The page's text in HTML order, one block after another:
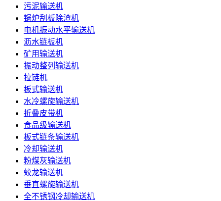
污泥输送机
锅炉刮板除渣机
电机振动水平输送机
沥水链板机
矿用输送机
振动整列输送机
拉链机
板式输送机
水冷螺旋输送机
折叠皮带机
食品级输送机
板式链条输送机
冷却输送机
粉煤灰输送机
蛟龙输送机
垂直螺旋输送机
全不锈钢冷却输送机